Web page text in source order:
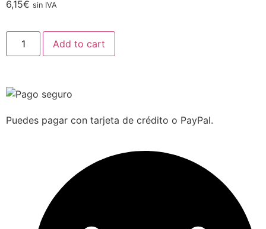
6,15€ sin IVA
Add to cart
Puedes pagar con tarjeta de crédito o PayPal.